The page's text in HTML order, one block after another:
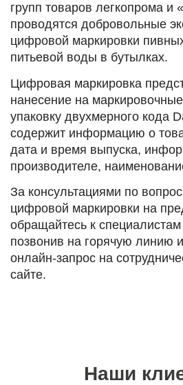
групп товаров легкопрома и
проводятся добровольные
цифровой маркировки
питьевой воды в бутылках.
Цифровая маркировка
нанесение на
упаковку двухмерного кода
содержит информацию о
дата и время выпуска,
производителе,
За консультациями по
цифровой маркировки на
обращайтесь к
позвонив на горячую линию
онлайн-запрос на
сайте.
Наши